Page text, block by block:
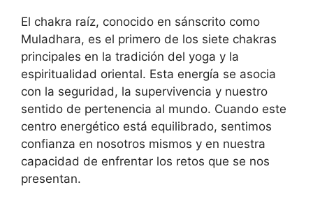
El chakra raíz, conocido en sánscrito como
Muladhara, es el primero de los siete chakras
principales en la tradición del yoga y la
espiritualidad oriental. Esta energía se asocia
con la seguridad, la supervivencia y nuestro
sentido de pertenencia al mundo. Cuando este
centro energético está equilibrado, sentimos
confianza en nosotros mismos y en nuestra
capacidad de enfrentar los retos que se nos
presentan.